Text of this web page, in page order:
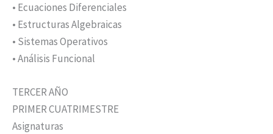
• Ecuaciones Diferenciales
• Estructuras Algebraicas
• Sistemas Operativos
• Análisis Funcional
TERCER AÑO
PRIMER CUATRIMESTRE
Asignaturas